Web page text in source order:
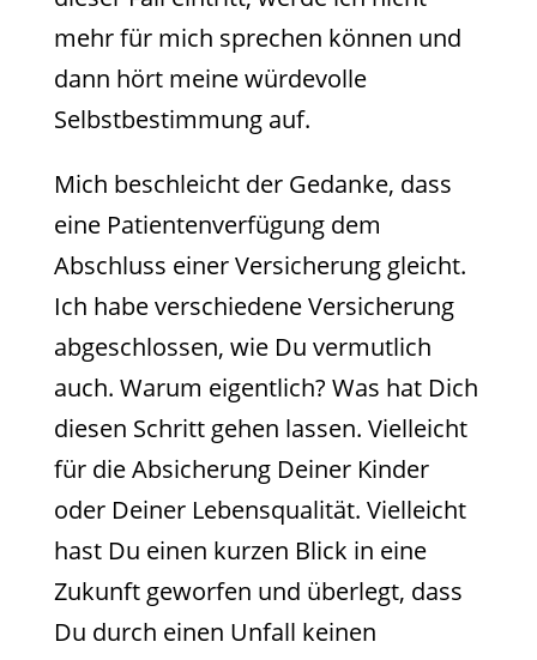
mehr für mich sprechen können und
dann hört meine würdevolle
Selbstbestimmung auf.
Mich beschleicht der Gedanke, dass
eine Patientenverfügung dem
Abschluss einer Versicherung gleicht.
Ich habe verschiedene Versicherung
abgeschlossen, wie Du vermutlich
auch. Warum eigentlich? Was hat Dich
diesen Schritt gehen lassen. Vielleicht
für die Absicherung Deiner Kinder
oder Deiner Lebensqualität. Vielleicht
hast Du einen kurzen Blick in eine
Zukunft geworfen und überlegt, dass
Du durch einen Unfall keinen